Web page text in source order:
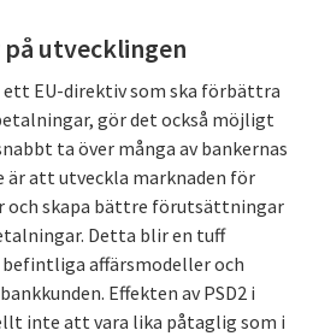
utvecklingen
ett EU-direktiv som ska förbättra
gör det också möjligt
ta över många av bankernas
är att utveckla marknaden för
och skapa bättre förutsättningar
Detta blir en tuff
affärsmodeller och
Effekten av PSD2 i
inte att vara lika påtaglig som i